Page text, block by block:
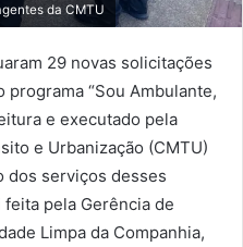
da CMTU
29 novas solicitações
“Sou Ambulante,
e executado pela
e Urbanização (CMTU)
dos serviços desses
pela Gerência de
Limpa da Companhia,